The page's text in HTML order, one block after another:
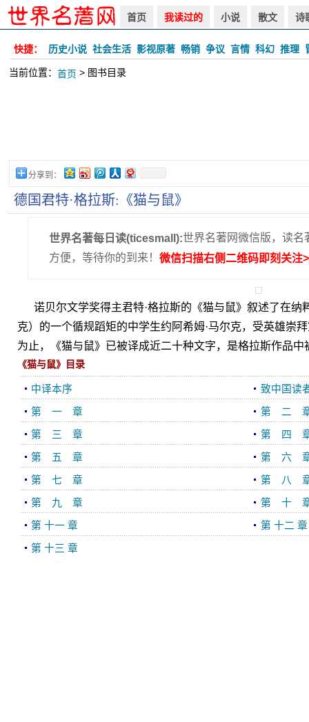
首页 我读过的 小说 散文 诗
快捷： 历史小说 社会生活 影视原著 畅销 争议 言情 科幻 推理
当前位置： 首页 > 图书目录
分享到：
德国君特·格拉斯:《猫与鼠》
世界名著每日读(ticesmall):世界名著网微信版，读名
方便，等待你的到来！ 微信扫描右侧二维码即刻关注
诺贝尔文学奖得主君特·格拉斯的《猫与鼠》叙述了在纳
克）的一个循规蹈矩的中学生约阿希姆·马尔克，受英雄崇
为止，《猫与鼠》已被译成近二十种文字，是格拉斯作品
《猫与鼠》目录
中译本序 致中国读
第 一 章 第 二
第 三 章 第 四
第 五 章 第 六
第 七 章 第 八
第 九 章 第 十
第 十一 章 第 十二 章
第 十三 章